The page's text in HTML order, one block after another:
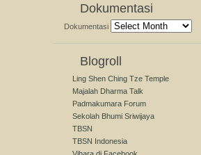
Dokumentasi
Dokumentasi
Blogroll
Ling Shen Ching Tze Temple
Majalah Dharma Talk
Padmakumara Forum
Sekolah Bhumi Sriwijaya
TBSN
TBSN Indonesia